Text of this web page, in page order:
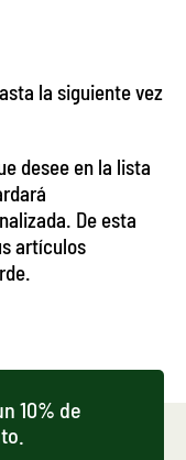
la siguiente vez
desee en la lista
De esta
artículos
10% de